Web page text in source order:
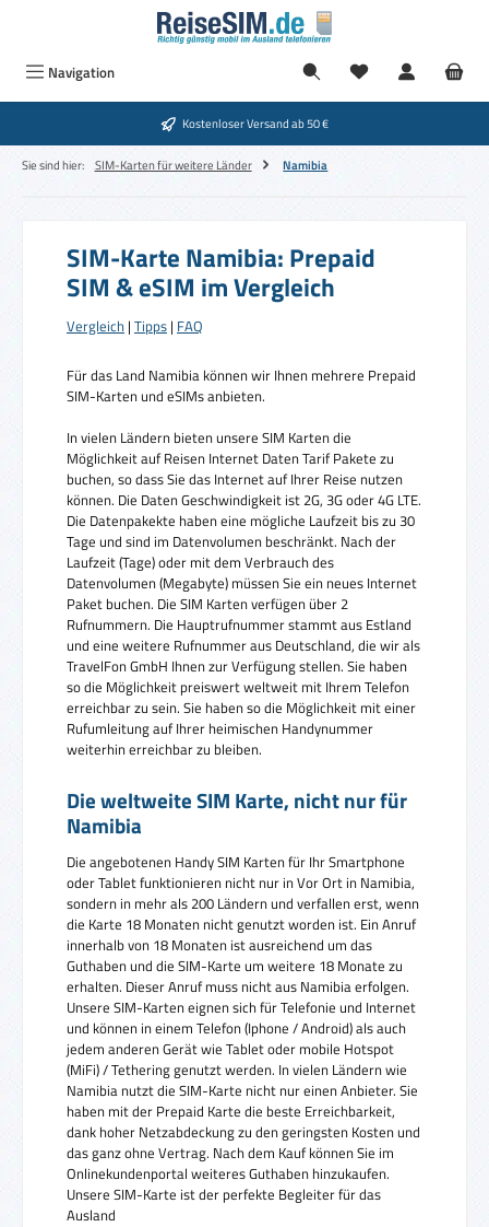
Zum Hauptinhalt springen
Navigation
Kostenloser Versand ab 50 €
Sie sind hier: SIM-Karten für weitere Länder Namibia
SIM-Karte Namibia: Prepaid
SIM & eSIM im Vergleich
Vergleich | Tipps | FAQ
Für das Land Namibia können wir Ihnen mehrere Prepaid
SIM-Karten und eSIMs anbieten.
In vielen Ländern bieten unsere SIM Karten die
Möglichkeit auf Reisen Internet Daten Tarif Pakete zu
buchen, so dass Sie das Internet auf Ihrer Reise nutzen
können. Die Daten Geschwindigkeit ist 2G, 3G oder 4G LTE.
Die Datenpakekte haben eine mögliche Laufzeit bis zu 30
Tage und sind im Datenvolumen beschränkt. Nach der
Laufzeit (Tage) oder mit dem Verbrauch des
Datenvolumen (Megabyte) müssen Sie ein neues Internet
Paket buchen. Die SIM Karten verfügen über 2
Rufnummern. Die Hauptrufnummer stammt aus Estland
und eine weitere Rufnummer aus Deutschland, die wir als
TravelFon GmbH Ihnen zur Verfügung stellen. Sie haben
so die Möglichkeit preiswert weltweit mit Ihrem Telefon
erreichbar zu sein. Sie haben so die Möglichkeit mit einer
Rufumleitung auf Ihrer heimischen Handynummer
weiterhin erreichbar zu bleiben.
Die weltweite SIM Karte, nicht nur für
Namibia
Die angebotenen Handy SIM Karten für Ihr Smartphone
oder Tablet funktionieren nicht nur in Vor Ort in Namibia,
sondern in mehr als 200 Ländern und verfallen erst, wenn
die Karte 18 Monaten nicht genutzt worden ist. Ein Anruf
innerhalb von 18 Monaten ist ausreichend um das
Guthaben und die SIM-Karte um weitere 18 Monate zu
erhalten. Dieser Anruf muss nicht aus Namibia erfolgen.
Unsere SIM-Karten eignen sich für Telefonie und Internet
und können in einem Telefon (Iphone / Android) als auch
jedem anderen Gerät wie Tablet oder mobile Hotspot
(MiFi) / Tethering genutzt werden. In vielen Ländern wie
Namibia nutzt die SIM-Karte nicht nur einen Anbieter. Sie
haben mit der Prepaid Karte die beste Erreichbarkeit,
dank hoher Netzabdeckung zu den geringsten Kosten und
das ganz ohne Vertrag. Nach dem Kauf können Sie im
Onlinekundenportal weiteres Guthaben hinzukaufen.
Unsere SIM-Karte ist der perfekte Begleiter für das
Ausland